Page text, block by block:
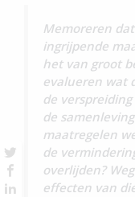
Memoreren
ingrijpende
het van groot
evalueren wat
de
de
maatregelen
de
overlijden?
effecten van